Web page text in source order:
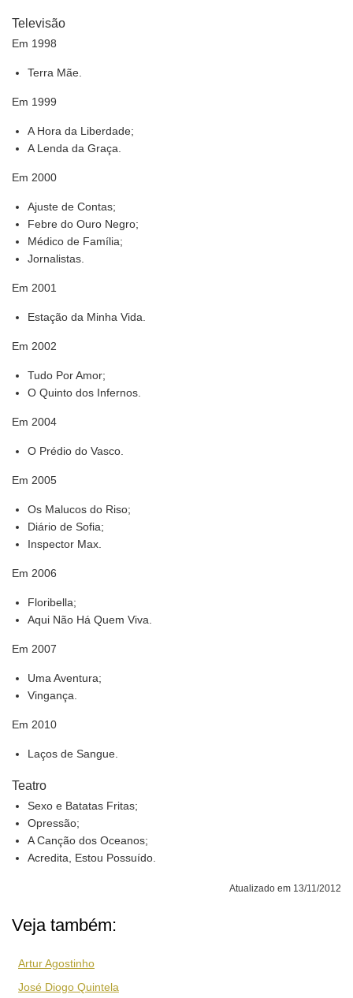
Televisão
Em 1998
Terra Mãe.
Em 1999
A Hora da Liberdade;
A Lenda da Graça.
Em 2000
Ajuste de Contas;
Febre do Ouro Negro;
Médico de Família;
Jornalistas.
Em 2001
Estação da Minha Vida.
Em 2002
Tudo Por Amor;
O Quinto dos Infernos.
Em 2004
O Prédio do Vasco.
Em 2005
Os Malucos do Riso;
Diário de Sofia;
Inspector Max.
Em 2006
Floribella;
Aqui Não Há Quem Viva.
Em 2007
Uma Aventura;
Vingança.
Em 2010
Laços de Sangue.
Teatro
Sexo e Batatas Fritas;
Opressão;
A Canção dos Oceanos;
Acredita, Estou Possuído.
Atualizado em 13/11/2012
Veja também:
Artur Agostinho
José Diogo Quintela